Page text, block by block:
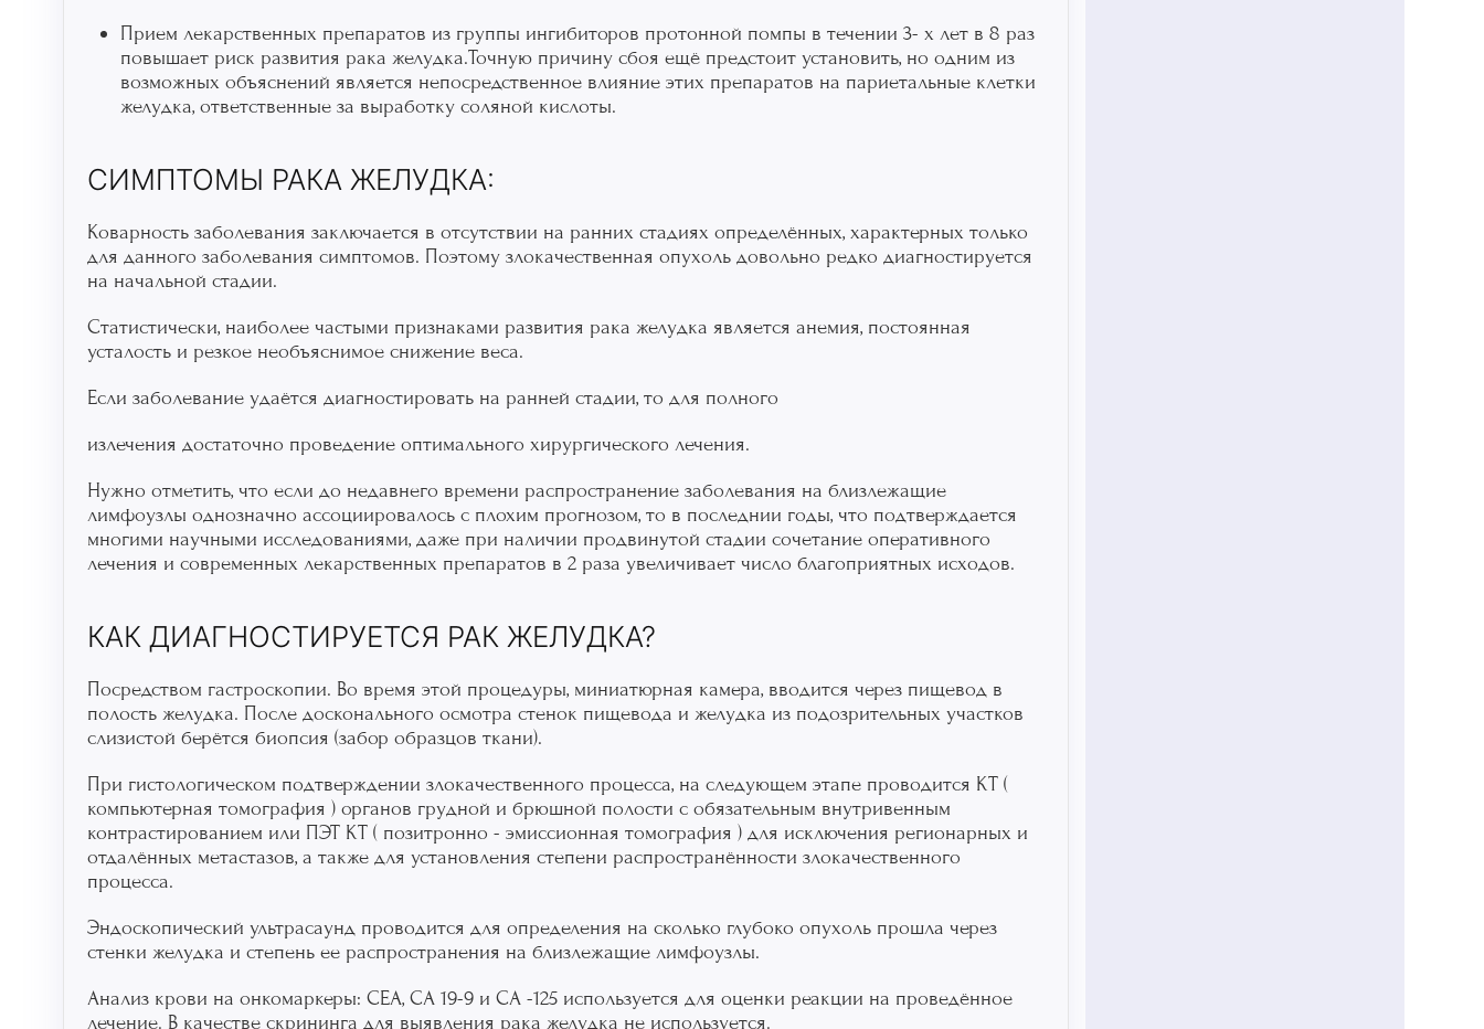
Прием лекарственных препаратов из группы ингибиторов протонной помпы в течении 3- х лет в 8 раз
повышает риск развития рака желудка.Точную причину сбоя ещё предстоит установить, но одним из
возможных объяснений является непосредственное влияние этих препаратов на париетальные клетки
желудка, ответственные за выработку соляной кислоты.
СИМПТОМЫ РАКА ЖЕЛУДКА:
Коварность заболевания заключается в отсутствии на ранних стадиях определённых, характерных только
для данного заболевания симптомов. Поэтому злокачественная опухоль довольно редко диагностируется
на начальной стадии.
Статистически, наиболее частыми признаками развития рака желудка является анемия, постоянная
усталость и резкое необъяснимое снижение веса.
Если заболевание удаётся диагностировать на ранней стадии, то для полного
излечения достаточно проведение оптимального хирургического лечения.
Нужно отметить, что если до недавнего времени распространение заболевания на близлежащие
лимфоузлы однозначно ассоциировалось с плохим прогнозом, то в последнии годы, что подтверждается
многими научными исследованиями, даже при наличии продвинутой стадии сочетание оперативного
лечения и современных лекарственных препаратов в 2 раза увеличивает число благоприятных исходов.
КАК ДИАГНОСТИРУЕТСЯ РАК ЖЕЛУДКА?
Посредством гастроскопии. Во время этой процедуры, миниатюрная камера, вводится через пищевод в
полость желудка. После досконального осмотра стенок пищевода и желудка из подозрительных участков
слизистой берётся биопсия (забор образцов ткани).
При гистологическом подтверждении злокачественного процесса, на следующем этапе проводится КТ (
компьютерная томография ) органов грудной и брюшной полости с обязательным внутривенным
контрастированием или ПЭТ КТ ( позитронно - эмиссионная томография ) для исключения регионарных и
отдалённых метастазов, а также для установления степени распространённости злокачественного
процесса.
Эндоскопический ультрасаунд проводится для определения на сколько глубоко опухоль прошла через
стенки желудка и степень ее распространения на близлежащие лимфоузлы.
Анализ крови на онкомаркеры: CEA, CA 19-9 и CA -125 используется для оценки реакции на проведённое
лечение. В качестве скрининга для выявления рака желудка не используется.